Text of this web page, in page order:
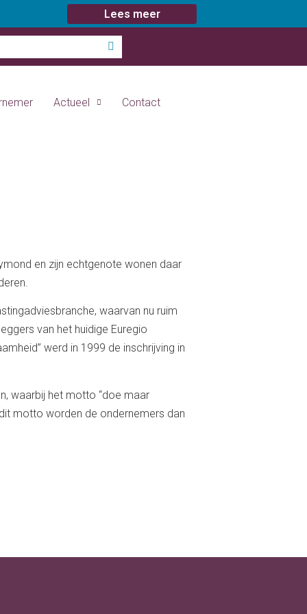
Lees meer
Actueel Contact
en zijn echtgenote wonen daar
waarvan nu ruim
van het huidige Euregio
werd in 1999 de inschrijving in
waarbij het motto “doe maar
motto worden de ondernemers dan